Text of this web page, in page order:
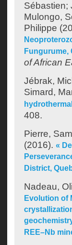
Sébastien;
Mulongo,
Philippe
Fungurume,
of African
Jébrak,
Simard,
408.
Pierre,
(2016). «
District,
Nadeau,
Evolution of
REE–Nb